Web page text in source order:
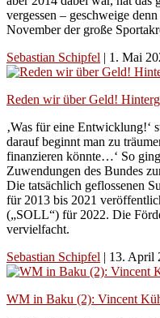
vergessen – geschweige
November der große
Sebastian Schipfel | 1. Mai
Reden wir über Geld!
‚Was für eine Entwicklung!‘
darauf beginnt man zu
finanzieren könnte…‘ So
Zuwendungen des Bundes
Die tatsächlich geflossenen
für 2013 bis 2021
(„SOLL“) für 2022. Die
vervielfacht.
Sebastian Schipfel | 13. April
WM in Baku (2): Vincent